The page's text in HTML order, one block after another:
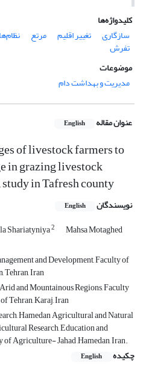
کلیدواژه‌ها
سازگاری
تغییر اقلیم مرتع
تفرش
موضوعات
مدیریت و بهداشت دام
عنوان مقاله English
of livestock farmers to
in grazing livestock
in Tafresh county
نویسندگان English
Shariatyniya2 Mahsa Motaghed
and Development, Faculty of
Iran
and Mountainous Regions, Faculty
Tehran, Karaj, Iran
Hamedan Agricultural and Natural
Research, Education and
Agriculture- Jahad ,Hamedan, Iran.
چکیده
English